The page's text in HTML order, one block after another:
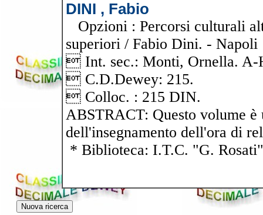
DINI , Fabio
Opzioni : Percorsi culturali
superiori / Fabio Dini. -
 Int. sec.: Monti, Ornella. A-
 C.D.Dewey: 215.
 Colloc. : 215 DIN.
ABSTRACT: Questo volume è
dell'insegnamento dell'ora di
* Biblioteca: I.T.C. "G. Rosati"